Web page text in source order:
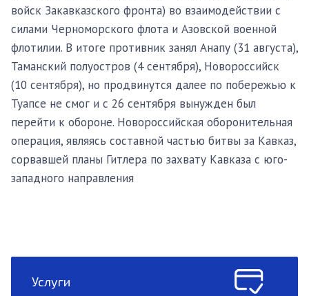
войск Закавказского фронта) во взаимодействии с
силами Черноморского флота и Азовской военной
флотилии. В итоге противник занял Анапу (31 августа),
Таманский полуостров (4 сентября), Новороссийск
(10 сентября), но продвинутся далее по побережью к
Туапсе не смог и с 26 сентября вынужден был
перейти к обороне. Новороссийская оборонительная
операция, являясь составной частью битвы за Кавказ,
сорвавшей планы Гитлера по захвату Кавказа с юго-
западного направления
Услуги